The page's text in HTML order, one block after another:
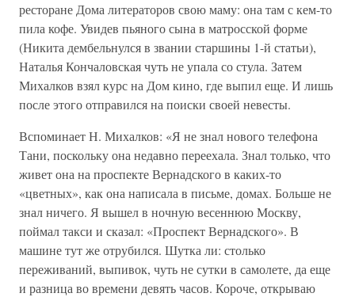
ресторане Дома литераторов свою маму: она там с кем-то
пила кофе. Увидев пьяного сына в матросской форме
(Никита дембельнулся в звании старшины 1-й статьи),
Наталья Кончаловская чуть не упала со стула. Затем
Михалков взял курс на Дом кино, где выпил еще. И лишь
после этого отправился на поиски своей невесты.
Вспоминает Н. Михалков: «Я не знал нового телефона
Тани, поскольку она недавно переехала. Знал только, что
живет она на проспекте Вернадского в каких-то
«цветных», как она написала в письме, домах. Больше не
знал ничего. Я вышел в ночную весеннюю Москву,
поймал такси и сказал: «Проспект Вернадского». В
машине тут же отрубился. Шутка ли: столько
переживаний, выпивок, чуть не сутки в самолете, да еще
и разница во времени девять часов. Короче, открываю